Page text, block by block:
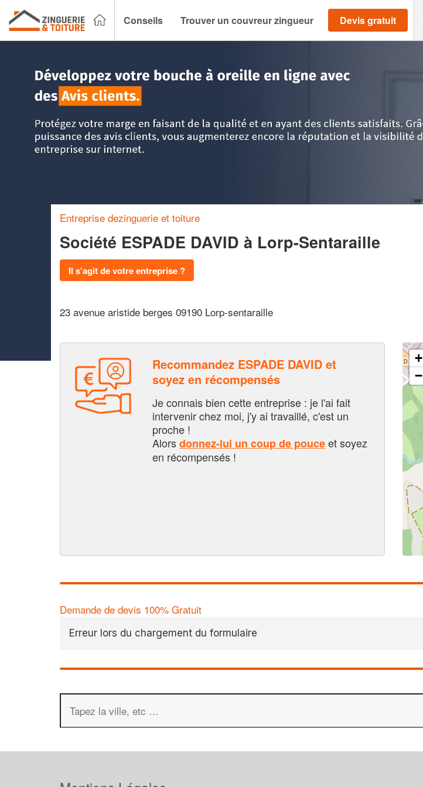
Conseils Trouver un couvreur zingueur Devis gratuit
Entreprise dezinguerie et toiture
Société ESPADE DAVID à Lorp-Sentaraille
Il s'agit de votre entreprise ?
23 avenue aristide berges 09190 Lorp-sentaraille
Recommandez ESPADE DAVID et
soyez en récompensés
Je connais bien cette entreprise : je l'ai fait
intervenir chez moi, j'y ai travaillé, c'est un
proche !
Alorsdonnez-lui un coup de pouceet soyez
en récompensés !
+
−
Demande de devis 100% Gratuit
Erreur lors du chargement du formulaire